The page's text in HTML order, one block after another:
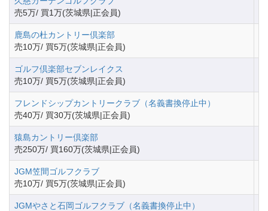
売5万/ 買1万(茨城県|正会員)
鹿島の杜カントリー倶楽部
売10万/ 買5万(茨城県|正会員)
ゴルフ倶楽部セブンレイクス
売10万/ 買5万(茨城県|正会員)
フレンドシップカントリークラブ（名義書換停止中）
売40万/ 買30万(茨城県|正会員)
猿島カントリー倶楽部
売250万/ 買160万(茨城県|正会員)
JGM笠間ゴルフクラブ
売10万/ 買5万(茨城県|正会員)
JGMやさと石岡ゴルフクラブ（名義書換停止中）